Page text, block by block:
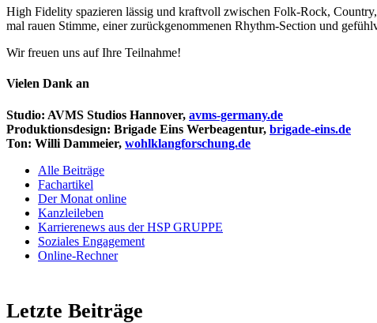
High Fide­lity spazieren lässig und kraft­voll zwischen Folk-Rock,
mal rauen Stimme, einer zurück­ge­nom­menen Rhythm-Section und
Wir freuen uns auf Ihre Teil­nahme!
Vielen Dank an
Studio: AVMS Studios Hannover, avms-germany.de
Produk­ti­ons­de­sign: Brigade Eins Werbe­agentur, brigade-eins.de
Ton: Willi Dammeier, wohlklangforschung.de
Alle Beiträge
Fach­ar­tikel
Der Monat online
Kanz­lei­leben
Karrie­renews aus der HSP GRUPPE
Soziales Enga­ge­ment
Online-Rechner
Letzte Beiträge